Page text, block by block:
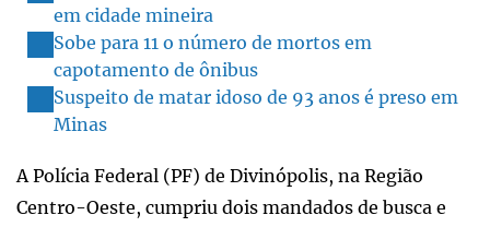
em cidade mineira
Sobe para 11 o número de mortos em
capotamento de ônibus
Suspeito de matar idoso de 93 anos é preso em
Minas
A Polícia Federal (PF) de Divinópolis, na Região
Centro-Oeste, cumpriu dois mandados de busca e